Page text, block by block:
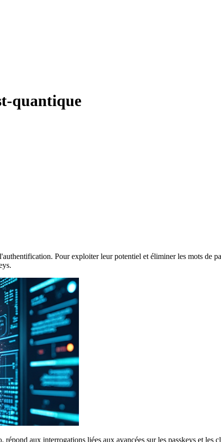
quantique
Pour exploiter leur potentiel et éliminer les mots de
aux interrogations liées aux avancées sur les passkeys et les